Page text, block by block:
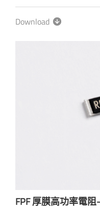
Download
FPF 厚膜高功率電